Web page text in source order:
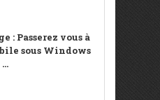
: Passerez vous à
sous Windows